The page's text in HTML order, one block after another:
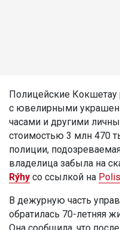
Полицейские
с ювелирными
часами и другими
стоимостью 3 млн 470
полиции,
владелица забыла на
Rýhy со ссылкой на
В дежурную часть
обратилась 70-летняя
Она сообщила, что